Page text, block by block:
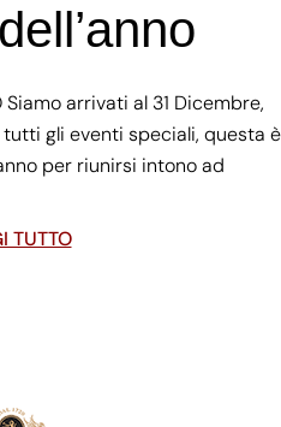
Siamo arrivati al 31 Dicembre,
gli eventi speciali, questa è
per riunirsi intono ad
TUTTO